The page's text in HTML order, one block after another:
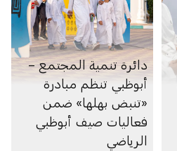
دائرة تنمية المجتمع –
أبوظبي تنظم مبادرة
«تنبض بهلها» ضمن
فعاليات صيف أبوظبي
الرياضي